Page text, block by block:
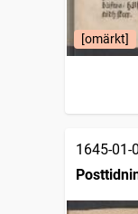
[omärkt]
1645-01-